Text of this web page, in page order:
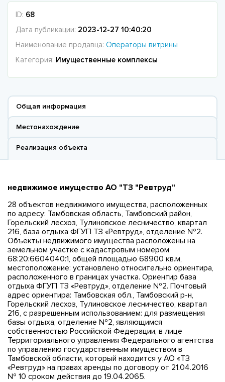
ID: 68
Дата публикации: 2023-12-27 10:40:20
Наименование продавца: Операторы витрины
Категория: Имущественные комплексы
Общая информация
Местонахождение
Реализация объекта
недвижимое имущество АО "ТЗ "Ревтруд"
28 объектов недвижимого имущества, расположенных
по адресу: Тамбовская область, Тамбовский район,
Горельский лесхоз, Тулиновское лесничество, квартал
216, база отдыха ФГУП ТЗ «Ревтруд», отделение №2.
Объекты недвижимого имущества расположены на
земельном участке с кадастровым номером
68:20:6604040:1, общей площадью 68900 кв.м,
местоположение: установлено относительно ориентира,
расположенного в границах участка. Ориентир база
отдыха ФГУП ТЗ «Ревтруд», отделение №2. Почтовый
адрес ориентира: Тамбовская обл., Тамбовский р-н,
Горельский лесхоз, Тулиновское лесничество, квартал
216, с разрешенным использованием: для размещения
базы отдыха, отделение №2, являющимся
собственностью Российской Федерации, в лице
Территориального управления Федерального агентства
по управлению государственным имуществом в
Тамбовской области, который находится у АО «ТЗ
«Ревтруд» на правах аренды по договору от 21.04.2016
№ 10 сроком действия до 19.04.2065.